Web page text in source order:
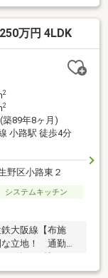
暮らしが待って
にすっきり収納
の3LDK！家族と
ヶ所完備で、朝の
で徒歩10分以
ー完備！外での
万円 4LDK
2
2
築89年8ヶ月)
小路駅 徒歩4分
野区小路東２
システムキッチン
大阪線【布施
立地！ 通勤・
きで季節のお片